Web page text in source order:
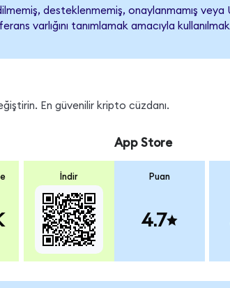
desteklenmemiş, onaylanmamış
varlığını tanımlamak amacıyla
En güvenilir kripto cüzdanı.
İndir
App Store
Puan
4.7